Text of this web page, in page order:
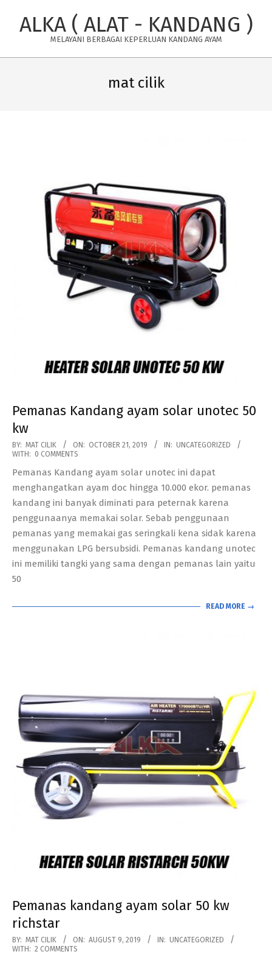
ALKA ( ALAT - KANDANG )
MELAYANI BERBAGAI KEPERLUAN KANDANG AYAM
mat cilik
Pemanas Kandang ayam solar unotec 50
kw
2019-
10-
21
BY: MAT CILIK ON: OCTOBER 21, 2019 IN: UNCATEGORIZED
WITH: 0 COMMENTS
Pemanas Kandang ayam solar unotec ini dapat
menghangatkan ayam doc hingga 10.000 ekor. pemanas
kandang ini banyak diminati para peternak karena
penggunaanya memakai solar. Sebab penggunaan
pemanas yang memakai gas seringkali kena sidak karena
menggunakan LPG bersubsidi. Pemanas kandang unotec
ini memiliki tangki yang sama dengan pemanas lain yaitu
50
READ MORE →
Pemanas kandang ayam solar 50 kw
richstar
2019-
08-
BY: MAT CILIK ON: AUGUST 9, 2019 IN: UNCATEGORIZED
WITH: 2 COMMENTS